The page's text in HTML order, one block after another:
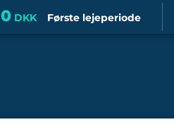
Første lejeperiode
0DKK